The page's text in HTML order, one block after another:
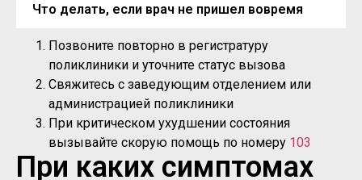
Что делать, если врач не пришел вовремя
Позвоните повторно в регистратуру
поликлиники и уточните статус вызова
Свяжитесь с заведующим отделением или
администрацией поликлиники
При критическом ухудшении состояния
вызывайте скорую помощь по номеру 103
При каких симптомах